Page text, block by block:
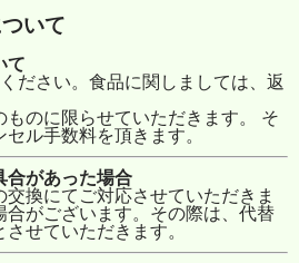
いて
て
ださい。食品に関しましては、返
ものに限らせていただきます。 そ
ル手数料を頂きます。
合があった場合
換にてご対応させていただきま
合がございます。その際は、代替
せていただきます。